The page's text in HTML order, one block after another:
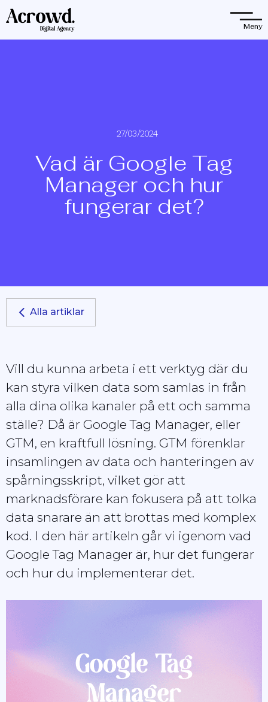
Observera:
Denna
Meny
27/03/2024
Vad är Google Tag
Manager och hur
fungerar det?
Alla artiklar
Vill du kunna arbeta i ett verktyg där du
kan styra vilken data som samlas in från
alla dina olika kanaler på ett och samma
ställe? Då är Google Tag Manager, eller
GTM, en kraftfull lösning. GTM förenklar
insamlingen av data och hanteringen av
spårningsskript, vilket gör att
marknadsförare kan fokusera på att tolka
data snarare än att brottas med komplex
kod. I den här artikeln går vi igenom vad
Google Tag Manager är, hur det fungerar
och hur du implementerar det.